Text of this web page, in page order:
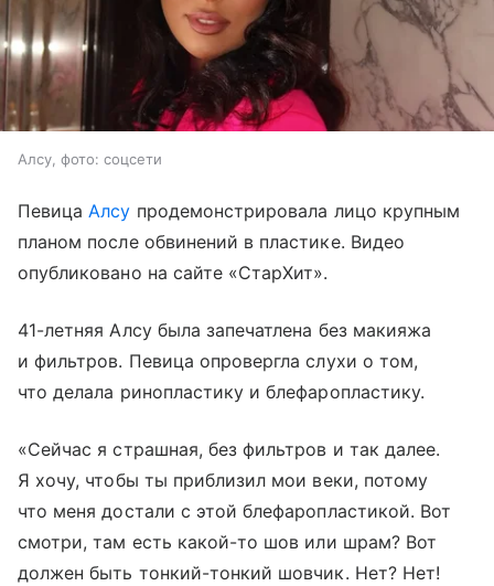
Алсу, фото: соцсети
ПевицаАлсу продемонстрировала лицо крупным
планом после обвинений в пластике. Видео
опубликовано на сайте «СтарХит».
41-летняя Алсу была запечатлена без макияжа
и фильтров. Певица опровергла слухи о том,
что делала ринопластику и блефаропластику.
«Сейчас я страшная, без фильтров и так далее.
Я хочу, чтобы ты приблизил мои веки, потому
что меня достали с этой блефаропластикой. Вот
смотри, там есть какой-то шов или шрам? Вот
должен быть тонкий-тонкий шовчик. Нет? Нет!